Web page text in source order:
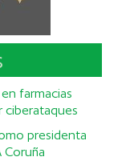
farmacias
ciberataques
presidenta
Coruña